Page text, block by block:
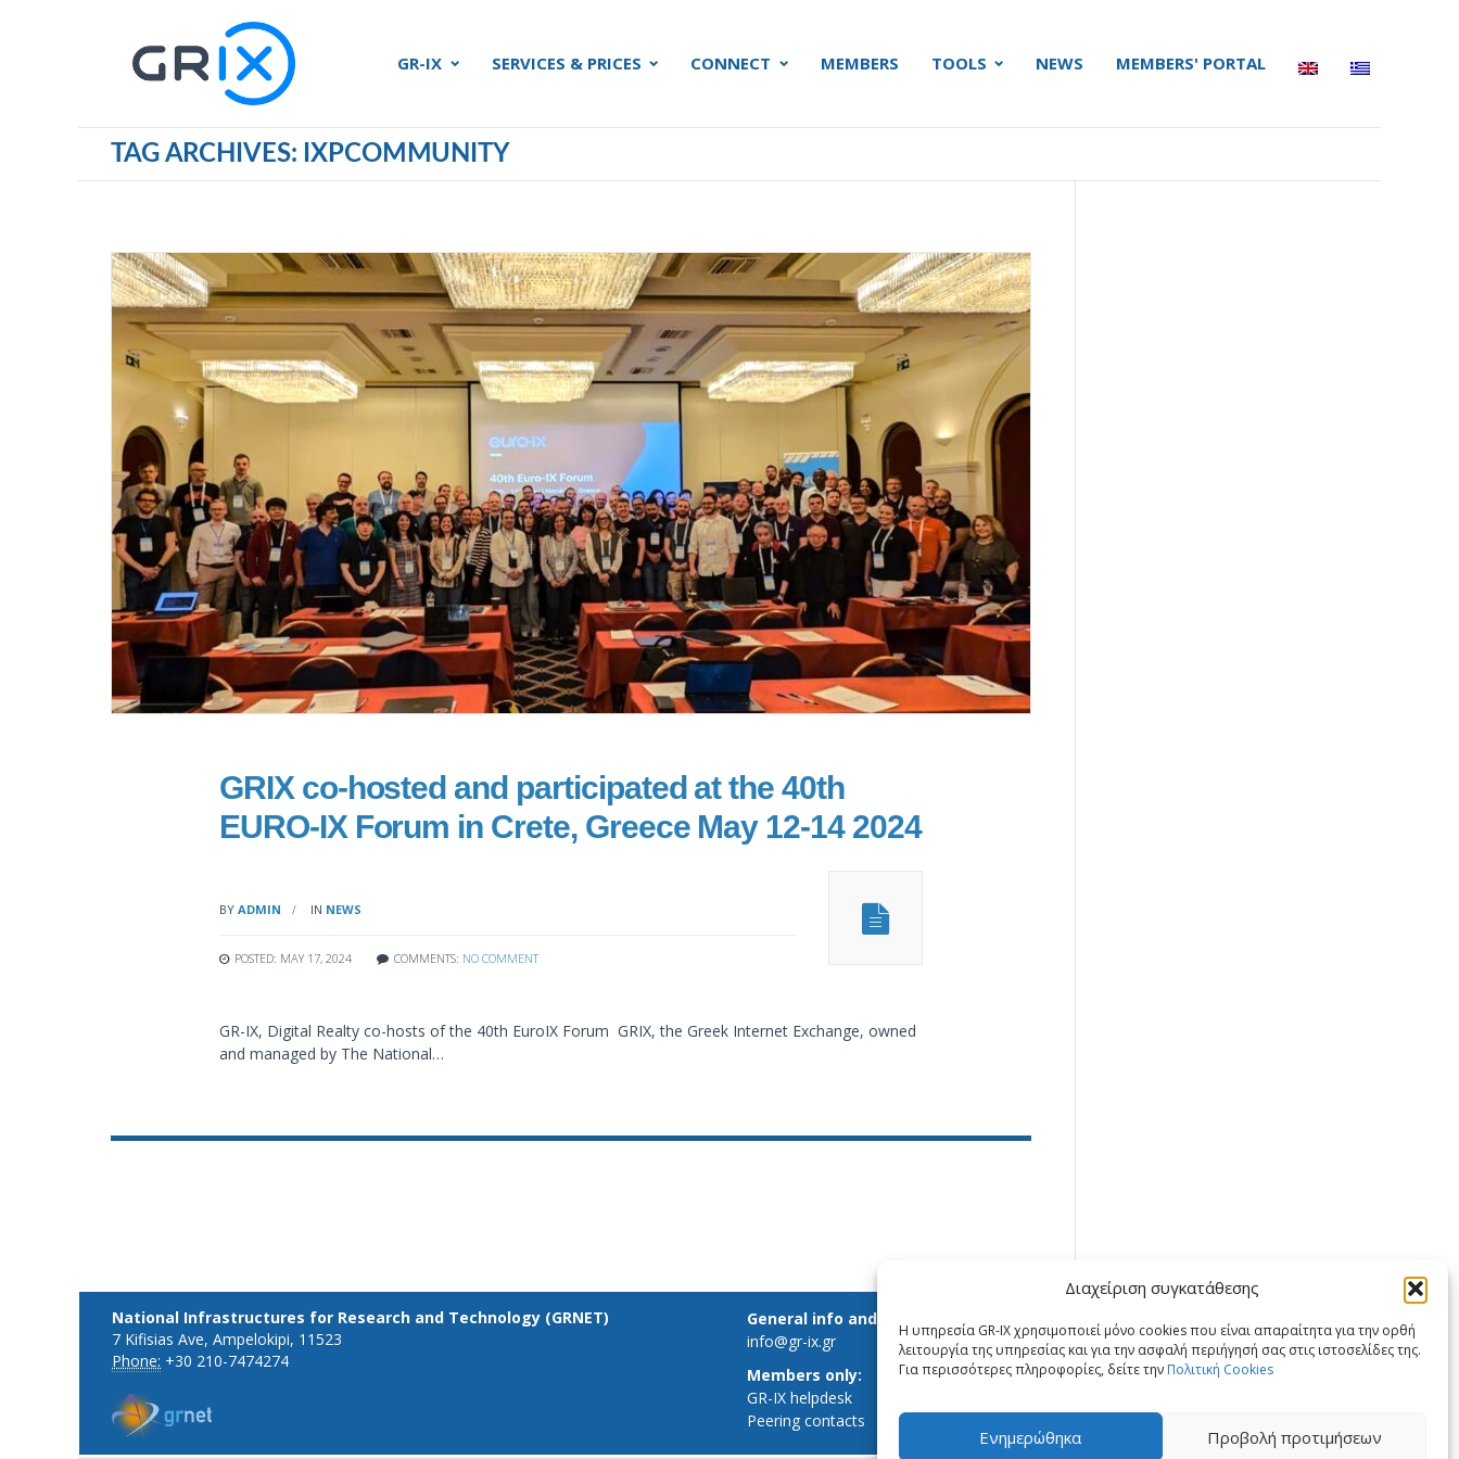
Διαχείριση συγκατάθεσης
Η υπηρεσία GR-IX χρησιμοποιεί μόνο cookies που είναι απαραίτητα για την ορθή
λειτουργία της υπηρεσίας και για την ασφαλή περιήγησή σας στις ιστοσελίδες της.
Για περισσότερες πληροφορίες, δείτε την Πολιτική Cookies
Ενημερώθηκα Προβολή προτιμήσεων
GR-IX SERVICES & PRICES CONNECT MEMBERS TOOLS NEWS MEMBERS' PORTAL
TAG ARCHIVES: IXPCOMMUNITY
GRIX co-hosted and participated at the 40th
EURO-IX Forum in Crete, Greece May 12-14 2024
BY ADMIN IN NEWS
POSTED: MAY 17, 2024 COMMENTS: NO COMMENT
GR-IX, Digital Realty co-hosts of the 40th EuroIX Forum GRIX, the Greek Internet Exchange, owned
and managed by The National…
National Infrastructures for Research and Technology (GRNET)
7 Kifisias Ave, Ampelokipi, 11523
Phone: +30 210-7474274
General info and inquiries:
info@gr-ix.gr
Members only:
GR-IX helpdesk
Peering contacts
X LinkedIn